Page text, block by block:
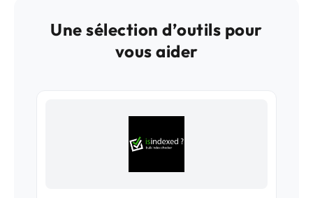
Une sélection d’outils pour
vous aider